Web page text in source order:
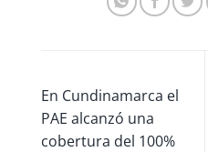
En Cundinamarca el
PAE alcanzó una
cobertura del 100%